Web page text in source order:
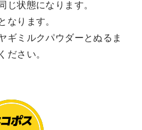
じ状態になります。
なります。
ギミルクパウダーとぬるま
ださい。